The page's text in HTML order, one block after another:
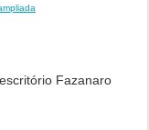
Fazanaro